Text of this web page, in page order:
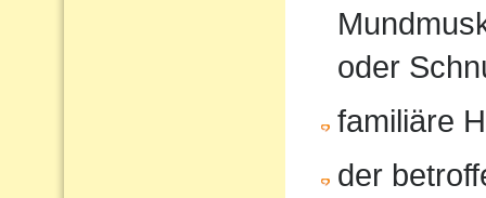
oder
familiäre
der